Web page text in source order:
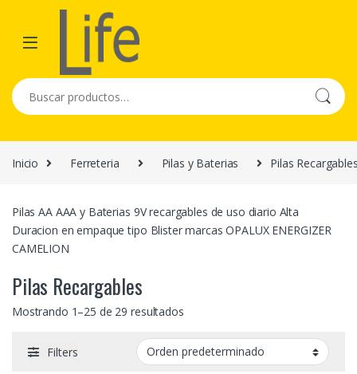
Skip to navigation
Skip to content
Buscar por:
Inicio Ferreteria Pilas y Baterias Pilas
Pilas AA AAA y Baterias 9V recargables de uso diario Alta
Duracion en empaque tipo Blister marcas OPALUX ENERGIZER
CAMELION
Pilas Recargables
Mostrando 1–25 de 29 resultados
Filters